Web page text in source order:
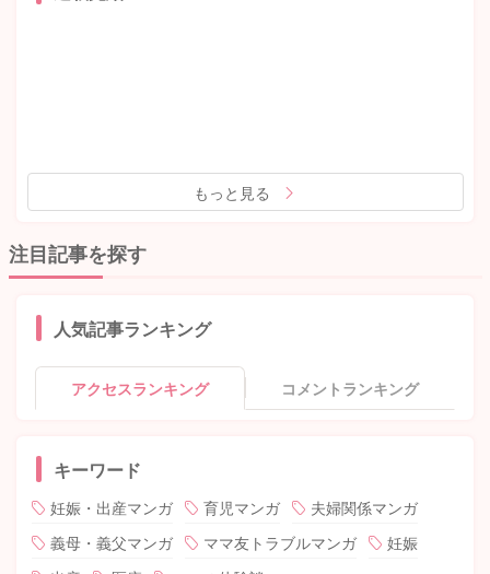
もっと見る
注目記事を探す
人気記事ランキング
アクセスランキング コメントランキング
キーワード
妊娠・出産マンガ 育児マンガ
夫婦関係マンガ
義母・義父マンガ
ママ友トラブルマンガ
妊娠